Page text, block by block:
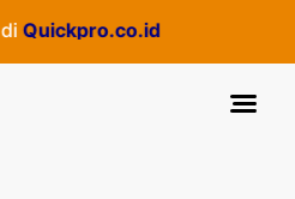
Quickpro.co.id